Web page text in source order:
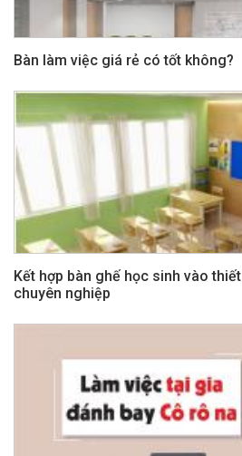
Bàn làm việc giá rẻ có tốt không?
Kết hợp bàn ghế học sinh vào
chuyên nghiệp